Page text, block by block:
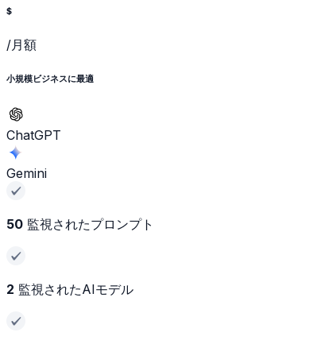
$
/月額
小規模ビジネスに最適
ChatGPT
Gemini
50 監視されたプロンプト
2 監視されたAIモデル